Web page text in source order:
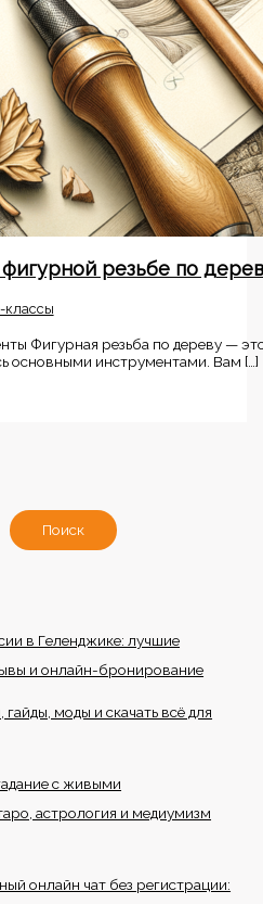
резьбе по
классы
Фигурная резьба по дереву —
основными инструментами. Вам […]
Поиск
в Геленджике: лучшие
и онлайн-бронирование
моды и скачать всё для
с живыми
астрология и медиумизм
онлайн чат без регистрации: